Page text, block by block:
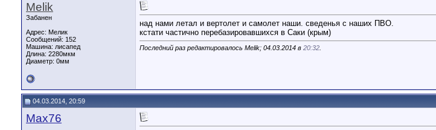
Melik
Забанен
Адрес: Мелик
Сообщений: 152
Машина: лисапед
Длина: 2280мкм
Диаметр: 0мм
над нами летал и вертолет и самолет наши. сведенья с наших ПВО.
кстати частично перебазировавшихся в Саки (крым)
Последний раз редактировалось Melik; 04.03.2014 в 20:32
04.03.2014, 20:59
Max76